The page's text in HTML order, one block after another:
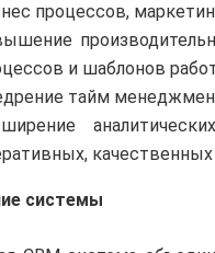
процессов,
и шаблонов
тайм
системы